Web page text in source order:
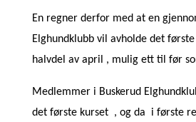
En regner derfor med at en
Elghundklubb vil avholde det
halvdel av april , mulig ett til før
Medlemmer i Buskerud
det første kurset , og da i første